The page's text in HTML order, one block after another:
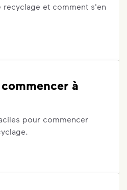
recyclage et comment s'en
à
pour commencer